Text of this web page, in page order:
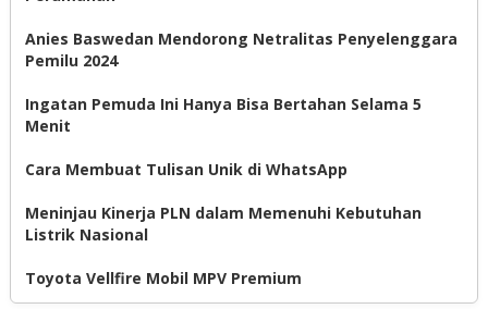
Anies Baswedan Mendorong Netralitas Penyelenggara
Pemilu 2024
Ingatan Pemuda Ini Hanya Bisa Bertahan Selama 5
Menit
Cara Membuat Tulisan Unik di WhatsApp
Meninjau Kinerja PLN dalam Memenuhi Kebutuhan
Listrik Nasional
Toyota Vellfire Mobil MPV Premium